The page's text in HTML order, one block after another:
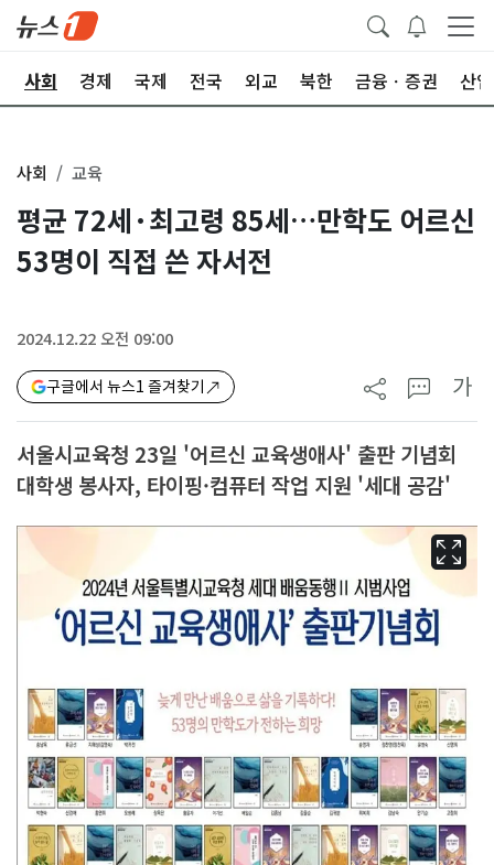
사회 경제 국제 전국 외교 북한 금융ㆍ증권 산업
사회 교육
평균 72세·최고령 85세…만학도 어르신
53명이 직접 쓴 자서전
2024.12.22 오전 09:00
구글에서 뉴스1 즐겨찾기 가
서울시교육청 23일 '어르신 교육생애사' 출판 기념회
대학생 봉사자, 타이핑·컴퓨터 작업 지원 '세대 공감'